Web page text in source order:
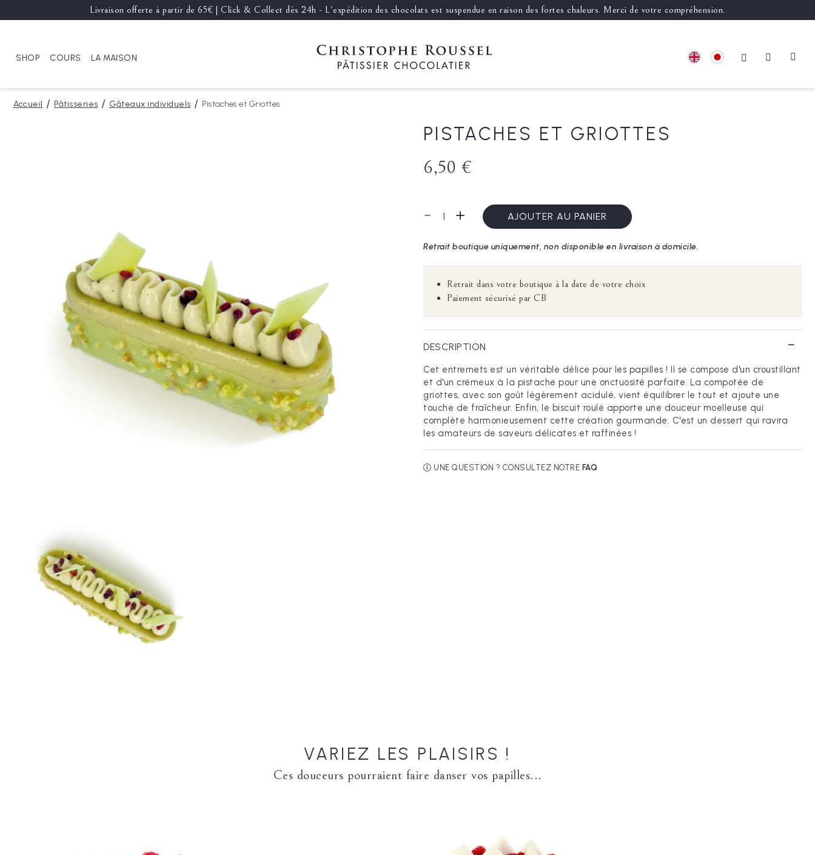
Livraison offerte à partir de 65€ | Click & Collect dès 24h - L'expédition des chocolats est suspendue en raison des fortes chaleurs. Merci de votre compréhension.
SHOP COURS LA MAISON
Accueil Pâtisseries Gâteaux individuels Pistaches et Griottes
PISTACHES ET GRIOTTES
6,50 €
AJOUTER AU PANIER
Retrait boutique uniquement, non disponible en livraison à domicile.
Retrait dans votre boutique à la date de votre choix
Paiement sécurisé par CB
DESCRIPTION
Cet entremets est un véritable délice pour les papilles ! Il se compose d'un croustillant
et d'un crémeux à la pistache pour une onctuosité parfaite. La compotée de
griottes, avec son goût légèrement acidulé, vient équilibrer le tout et ajoute une
touche de fraîcheur. Enfin, le biscuit roulé apporte une douceur moelleuse qui
complète harmonieusement cette création gourmande. C'est un dessert qui ravira
les amateurs de saveurs délicates et raffinées !
UNE QUESTION ? CONSULTEZ NOTRE FAQ
VARIEZ LES PLAISIRS !
Ces douceurs pourraient faire danser vos papilles...